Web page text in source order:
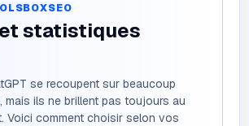
statistiques
se recoupent sur beaucoup
mais ils ne brillent pas toujours au
Voici comment choisir selon vos